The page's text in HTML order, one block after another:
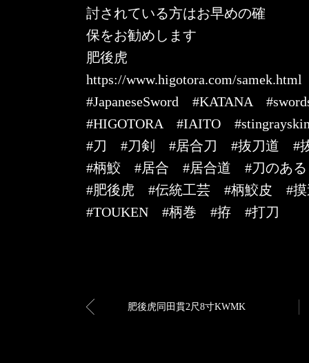
討されている方はお早めの確
保をお勧めします
肥後虎
https://www.higotora.com/samek.html
#JapaneseSword #KATANA
#HIGOTORA #IAITO
#刀 #刀剣 #居合刀 #抜刀道 #
#柄鮫 #居合 #居合道 #刀のあ
#肥後虎 #伝統工芸 #柄鮫皮 #
#TOUKEN #柄巻 #拵 #打刀
肥後虎同田貫2尺8寸KWMK